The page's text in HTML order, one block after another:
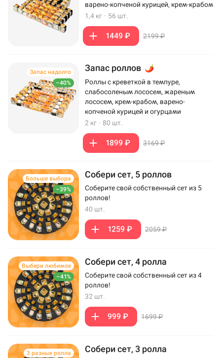
варено-копченой курицей, крем-крабом
1,4 кг · 56 шт.
1449 ₽ 2199 ₽
–40%
Запас надолго Запас роллов
Роллы с креветкой в темпуре,
слабосоленым лососем, жареным
лососем, крем-крабом, варено-
копченой курицей и огурцами
2 кг · 80 шт.
1899 ₽ 3169 ₽
–39%
Больше выбора Собери сет, 5 роллов
Соберите свой собственный сет из 5
роллов!
40 шт.
1259 ₽ 2059 ₽
–41%
Выбери любимое Собери сет, 4 ролла
Соберите свой собственный сет из 4
роллов!
32 шт.
999 ₽ 1699 ₽
3 разных ролла Собери сет, 3 ролла